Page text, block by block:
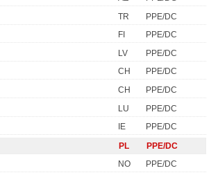
TR
PPE/DC
FI
PPE/DC
LV
PPE/DC
CH
PPE/DC
CH
PPE/DC
LU
PPE/DC
IE
PPE/DC
PL
PPE/DC
NO
PPE/DC